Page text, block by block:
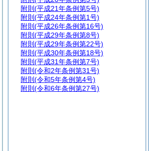
附則 (平成21年条例第5号)
附則 (平成24年条例第1号)
附則 (平成26年条例第16号)
附則 (平成29年条例第8号)
附則 (平成29年条例第22号)
附則 (平成30年条例第18号)
附則 (平成31年条例第7号)
附則 (令和2年条例第31号)
附則 (令和5年条例第4号)
附則 (令和6年条例第27号)